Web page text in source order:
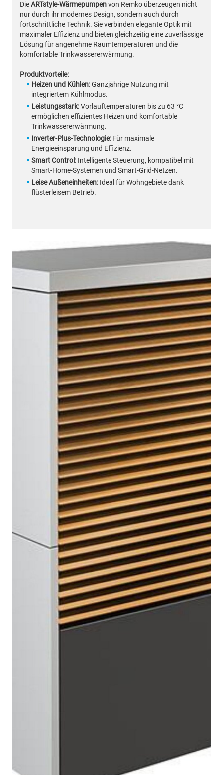
DieARTstyle-Wärmepumpenvon Remko überzeugen nicht
nur durch ihr modernes Design, sondern auch durch
fortschrittliche Technik. Sie verbinden elegante Optik mit
maximaler Effizienz und bieten gleichzeitig eine zuverlässige
Lösung für angenehme Raumtemperaturen und die
komfortable Trinkwassererwärmung.
Produktvorteile:
Heizen und Kühlen:Ganzjährige Nutzung mit
integriertem Kühlmodus.
Leistungsstark:Vorlauftemperaturen bis zu 63 °C
ermöglichen effizientes Heizen und komfortable
Trinkwassererwärmung.
Inverter-Plus-Technologie: Für maximale
Energieeinsparung und Effizienz.
Smart Control: Intelligente Steuerung, kompatibel mit
Smart-Home-Systemen und Smart-Grid-Netzen.
Leise Außeneinheiten: Ideal für Wohngebiete dank
flüsterleisem Betrieb.